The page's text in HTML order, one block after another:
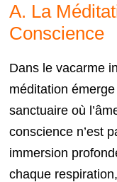
A. La
Conscience
Dans le vacarme
méditation
sanctuaire où
conscience n’est
immersion
chaque